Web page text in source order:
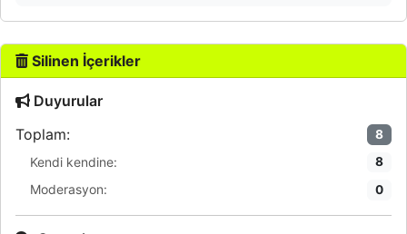
Silinen İçerikler
Duyurular
Toplam:
8
Kendi kendine: 8
Moderasyon: 0